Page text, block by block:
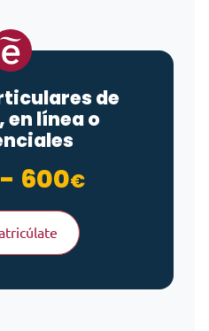
de
en línea o
- 600€Rango